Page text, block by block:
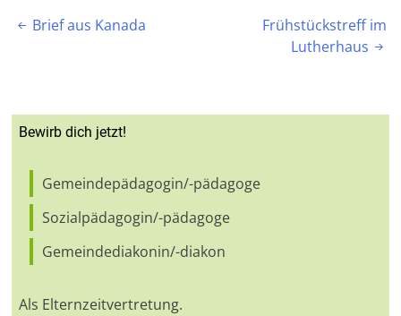
Beitragsnavigation
 Brief aus Kanada
Frühstückstreff im
Lutherhaus 
Bewirb dich jetzt!
Gemeindepädagogin/-pädagoge
Sozialpädagogin/-pädagoge
Gemeindediakonin/-diakon
Als Elternzeitvertretung.